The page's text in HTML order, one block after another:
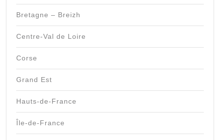
Bretagne – Breizh
Centre-Val de Loire
Corse
Grand Est
Hauts-de-France
Île-de-France